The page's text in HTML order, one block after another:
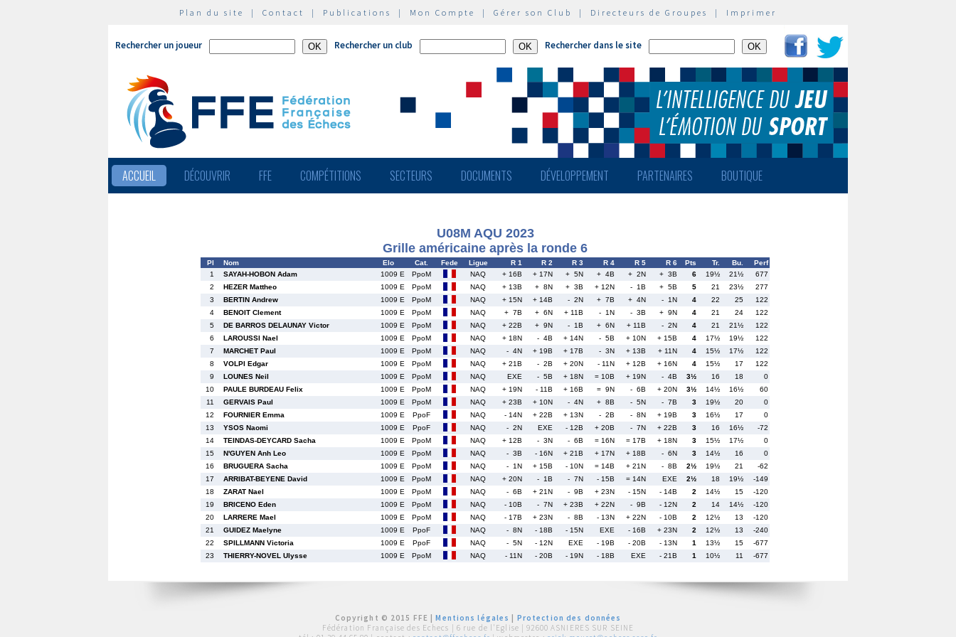
Plan du site | Contact | Publications | Mon Compte | Gérer son Club | Directeurs de Groupes | Imprimer
Rechercher un joueur Rechercher un club Rechercher dans le site
ACCUEIL DÉCOUVRIR FFE COMPÉTITIONS SECTEURS DOCUMENTS DÉVELOPPEMENT PARTENAIRES BOUTIQUE
U08M AQU 2023
Grille américaine après la ronde 6
Pl Nom Elo Cat. Fede Ligue R 1 R 2 R 3 R 4 R 5 R 6 Pts Tr. Bu.
Perf
1
SAYAH-HOBON Adam 1009 E PpoM NAQ + 16B + 17N + 5N + 4B + 2N + 3B 6 19½ 21½
677
2
HEZER Mattheo 1009 E PpoM NAQ + 13B + 8N + 3B + 12N - 1B + 5B 5 21 23½
277
3
BERTIN Andrew 1009 E PpoM NAQ + 15N + 14B - 2N + 7B + 4N - 1N 4 22 25
122
4
BENOIT Clement 1009 E PpoM NAQ + 7B + 6N + 11B - 1N - 3B + 9N 4 21 24
122
5
DE BARROS DELAUNAY Victor 1009 E PpoM NAQ + 22B + 9N - 1B + 6N + 11B - 2N 4 21 21½
122
6
LAROUSSI Nael 1009 E PpoM NAQ + 18N - 4B + 14N - 5B + 10N + 15B 4 17½ 19½
122
7
MARCHET Paul 1009 E PpoM NAQ - 4N + 19B + 17B - 3N + 13B + 11N 4 15½ 17½
122
8
VOLPI Edgar 1009 E PpoM NAQ + 21B - 2B + 20N - 11N + 12B + 16N 4 15½ 17
122
9
LOUNES Neil 1009 E PpoM NAQ EXE - 5B + 18N = 10B + 19N - 4B 3½ 16 18
0
10
PAULE BURDEAU Felix 1009 E PpoM NAQ + 19N - 11B + 16B = 9N - 6B + 20N 3½ 14½ 16½
60
11
GERVAIS Paul 1009 E PpoM NAQ + 23B + 10N - 4N + 8B - 5N - 7B 3 19½ 20
0
12
FOURNIER Emma 1009 E PpoF NAQ - 14N + 22B + 13N - 2B - 8N + 19B 3 16½ 17
0
13
YSOS Naomi 1009 E PpoF NAQ - 2N EXE - 12B + 20B - 7N + 22B 3 16 16½
-72
14
TEINDAS-DEYCARD Sacha 1009 E PpoM NAQ + 12B - 3N - 6B = 16N = 17B + 18N 3 15½ 17½
0
15
N'GUYEN Anh Leo 1009 E PpoM NAQ - 3B - 16N + 21B + 17N + 18B - 6N 3 14½ 16
0
16
BRUGUERA Sacha 1009 E PpoM NAQ - 1N + 15B - 10N = 14B + 21N - 8B 2½ 19½ 21
-62
17
ARRIBAT-BEYENE David 1009 E PpoM NAQ + 20N - 1B - 7N - 15B = 14N EXE 2½ 18 19½
-149
18
ZARAT Nael 1009 E PpoM NAQ - 6B + 21N - 9B + 23N - 15N - 14B 2 14½ 15
-120
19
BRICENO Eden 1009 E PpoM NAQ - 10B - 7N + 23B + 22N - 9B - 12N 2 14 14½
-120
20
LARRERE Mael 1009 E PpoM NAQ - 17B + 23N - 8B - 13N + 22N - 10B 2 12½ 13
-120
21
GUIDEZ Maelyne 1009 E PpoF NAQ - 8N - 18B - 15N EXE - 16B + 23N 2 12½ 13
-240
22
SPILLMANN Victoria 1009 E PpoF NAQ - 5N - 12N EXE - 19B - 20B - 13N 1 13½ 15
-677
23
THIERRY-NOVEL Ulysse 1009 E PpoM NAQ - 11N - 20B - 19N - 18B EXE - 21B 1 10½ 11 -677
Copyright © 2015 FFE |Mentions légales
Protection des données
Fédération Française des Echecs | 6 rue de l'Eglise | 92600 ASNIERES SUR SEINE